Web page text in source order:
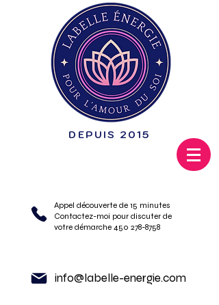
DEPUIS 2015
Appel découverte de 15 minutes
Contactez-moi pour discuter de
votre démarche 450 278-8758
info@labelle-energie.com